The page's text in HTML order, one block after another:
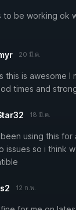
to be working ok
20 มี.ค.
this is awesome I
times and
18 มี.ค.
using this for
issues so i think
12 ก.พ.